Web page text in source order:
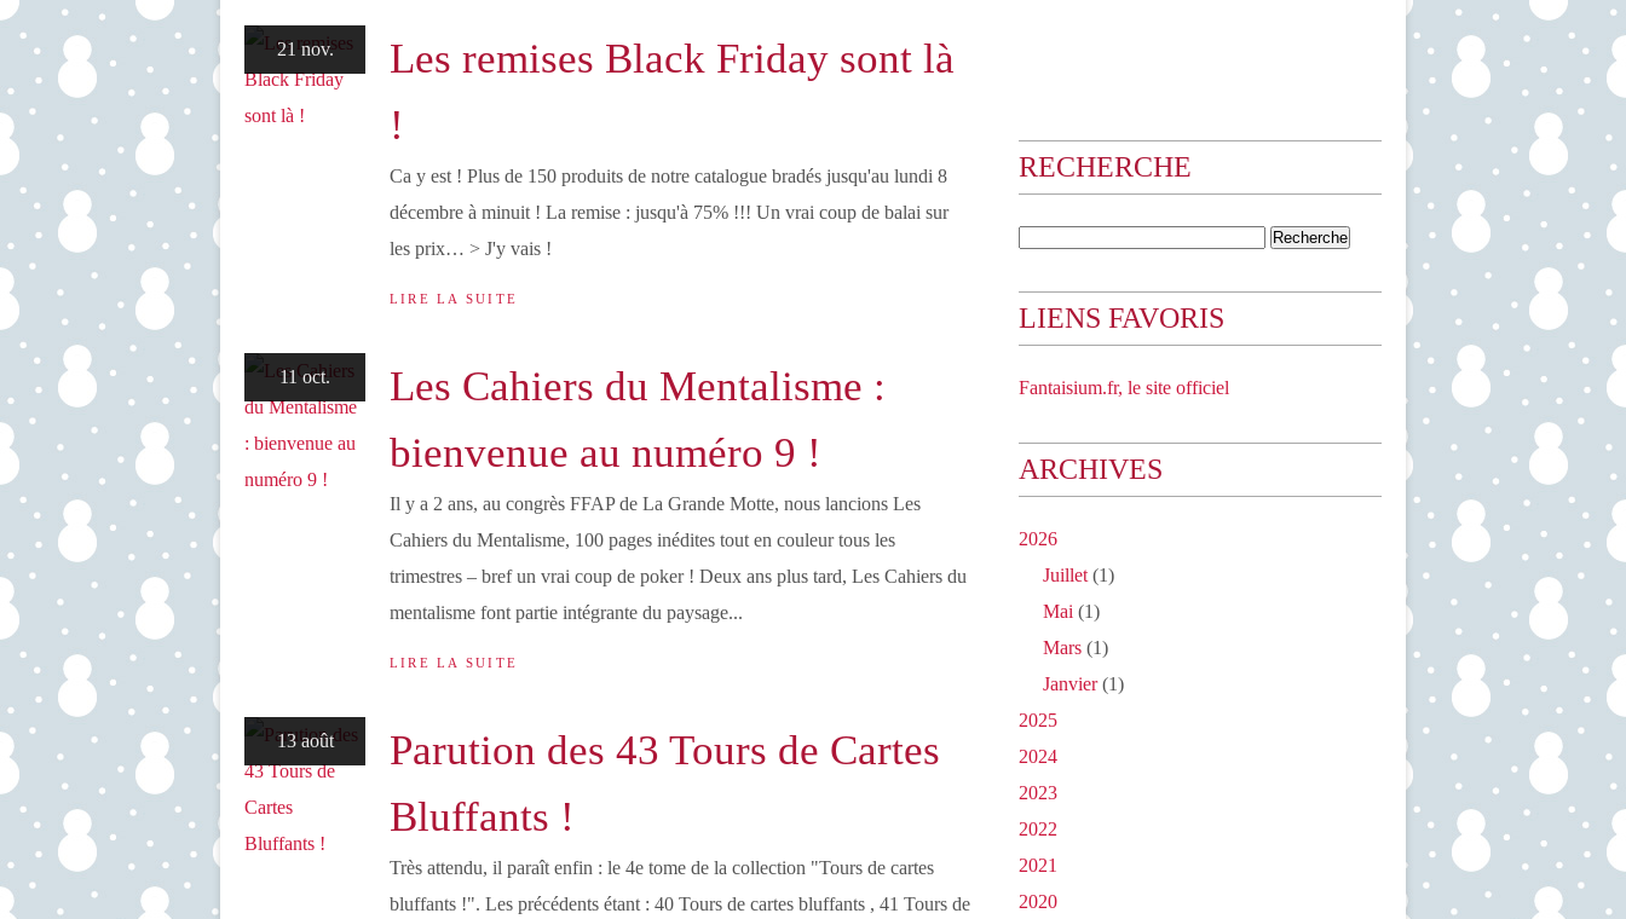
21 nov.
Les remises Black Friday sont là
!
Ca y est ! Plus de 150 produits de notre catalogue bradés jusqu'au lundi 8
décembre à minuit ! La remise : jusqu'à 75% !!! Un vrai coup de balai sur
les prix… > J'y vais !
LIRE LA SUITE
11 oct.
Les Cahiers du Mentalisme :
bienvenue au numéro 9 !
Il y a 2 ans, au congrès FFAP de La Grande Motte, nous lancions Les
Cahiers du Mentalisme, 100 pages inédites tout en couleur tous les
trimestres – bref un vrai coup de poker ! Deux ans plus tard, Les Cahiers du
mentalisme font partie intégrante du paysage...
LIRE LA SUITE
13 août
Parution des 43 Tours de Cartes
Bluffants !
Très attendu, il paraît enfin : le 4e tome de la collection "Tours de cartes
bluffants !". Les précédents étant : 40 Tours de cartes bluffants , 41 Tours de
RECHERCHE
LIENS FAVORIS
Fantaisium.fr, le site officiel
ARCHIVES
2026
Juillet (1)
Mai (1)
Mars (1)
Janvier(1)
2025
2024
2023
2022
2021
2020